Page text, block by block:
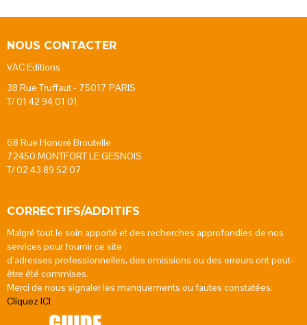
NOUS CONTACTER
VAC Editions
38 Rue Truffaut - 75017 PARIS
T/ 01 42 94 01 01
68 Rue Honoré Broutelle
72450 MONTFORT LE GESNOIS
T/ 02 43 89 52 07
CORRECTIFS/ADDITIFS
Malgré tout le soin apporté et des recherches approfondies de nos
services pour fournir ce site
d’adresses professionnelles, des omissions ou des erreurs ont peut-
être été commises.
Merci de nous signaler les manquements ou fautes constatées.
Cliquez ICI